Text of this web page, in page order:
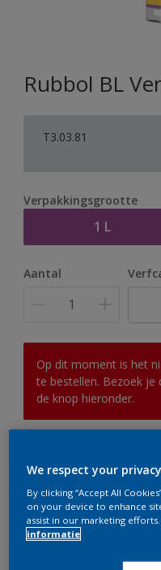
Rubbol BL
T3.03.81
Verpakkingsgrootte
1 L
Aantal
Op dit moment is het
te bestellen. Bezoek je
de knop hieronder.
Vind
We respect your
By clicking “Accept All
on your device to enhance
assist in our marketing efforts.
informatie